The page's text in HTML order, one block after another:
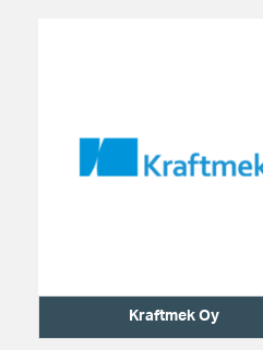
Kraftmek Oy